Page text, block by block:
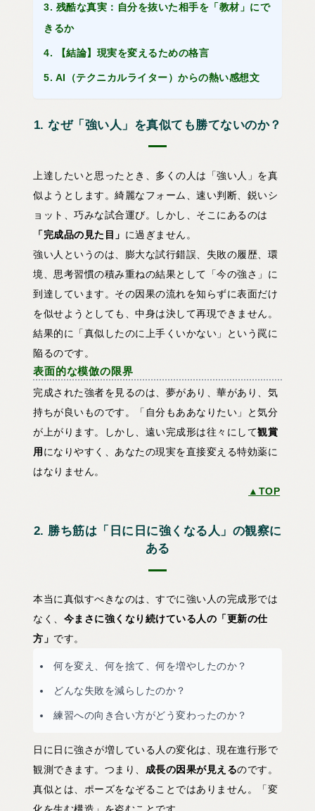
3. 残酷な真実：自分を抜いた相手を「教材」にで
きるか
4. 【結論】現実を変えるための格言
5. AI（テクニカルライター）からの熱い感想文
1. なぜ「強い人」を真似ても勝てないのか？
上達したいと思ったとき、多くの人は「強い人」を真
似ようとします。綺麗なフォーム、速い判断、鋭いシ
ョット、巧みな試合運び。しかし、そこにあるのは
「完成品の見た目」 に過ぎません。
強い人というのは、膨大な試行錯誤、失敗の履歴、環
境、思考習慣の積み重ねの結果として「今の強さ」に
到達しています。その因果の流れを知らずに表面だけ
を似せようとしても、中身は決して再現できません。
結果的に「真似したのに上手くいかない」という罠に
陥るのです。
表面的な模倣の限界
完成された強者を見るのは、夢があり、華があり、気
持ちが良いものです。「自分もああなりたい」と気分
が上がります。しかし、遠い完成形は往々にして観賞
用 になりやすく、あなたの現実を直接変える特効薬に
はなりません。
▲TOP
2. 勝ち筋は「日に日に強くなる人」の観察に
ある
本当に真似すべきなのは、すでに強い人の完成形では
なく、 今まさに強くなり続けている人の「更新の仕
方」 です。
何を変え、何を捨て、何を増やしたのか？
どんな失敗を減らしたのか？
練習への向き合い方がどう変わったのか？
日に日に強さが増している人の変化は、現在進行形で
観測できます。つまり、 成長の因果が見えるのです。
真似とは、ポーズをなぞることではありません。「変